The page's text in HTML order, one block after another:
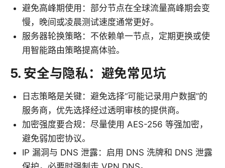
避免高峰期使用：部分节点在全球流量高峰期会变
慢，晚间或凌晨测试速度通常更好。
服务器轮换策略：不依赖单一节点，定期更换或使
用智能路由策略提高体验。
5. 安全与隐私：避免常见坑
日志策略是关键：避免选择“可能记录用户数据”的
服务商，优先选择经过透明审核的提供商。
加密强度要合规：尽量使用 AES-256 等强加密，
避免弱加密协议。
IP 漏洞与 DNS 泄露：启用 DNS 洗牌和 DNS 泄露